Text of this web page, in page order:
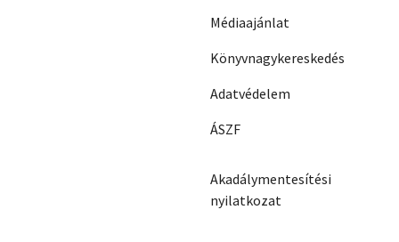
Médiaajánlat
Könyvnagykereskedés
Adatvédelem
ÁSZF
Akadálymentesítési
nyilatkozat